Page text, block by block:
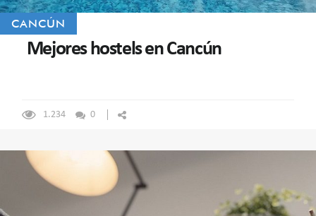
CANCÚN
Mejores hostels en Cancún
1.234 0